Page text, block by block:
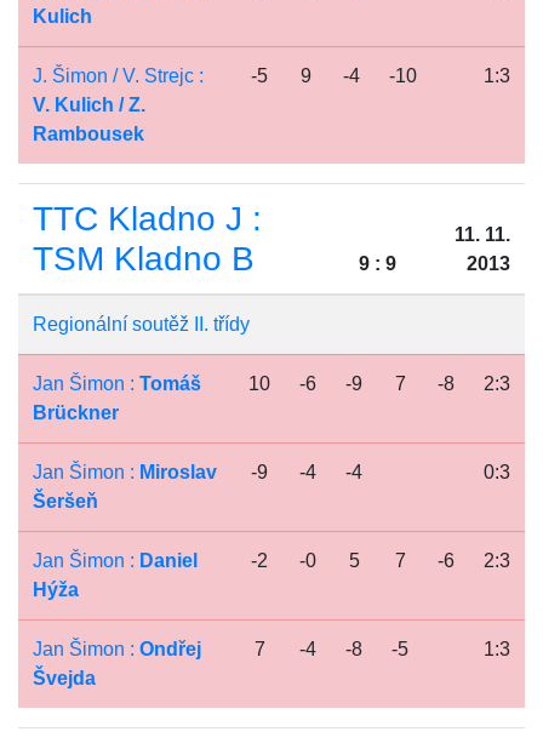
Kulich
J. Šimon / V. Strejc :
V. Kulich / Z.
Rambousek
-5 9 -4 -10 1:3
TTC Kladno J :
TSM Kladno B
9 : 9
11. 11.
2013
Regionální soutěž II. třídy
Jan Šimon : Tomáš
Brückner
10 -6 -9 7 -8 2:3
Jan Šimon : Miroslav
Šeršeň
-9 -4 -4 0:3
Jan Šimon : Daniel
Hýža
-2 -0 5 7 -6 2:3
Jan Šimon : Ondřej
Švejda
7 -4 -8 -5 1:3